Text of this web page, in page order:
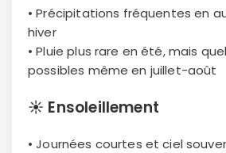
• Précipitations fréquentes en
hiver
• Pluie plus rare en été, mais
possibles même en juillet-août
☀️ Ensoleillement
• Journées courtes et ciel